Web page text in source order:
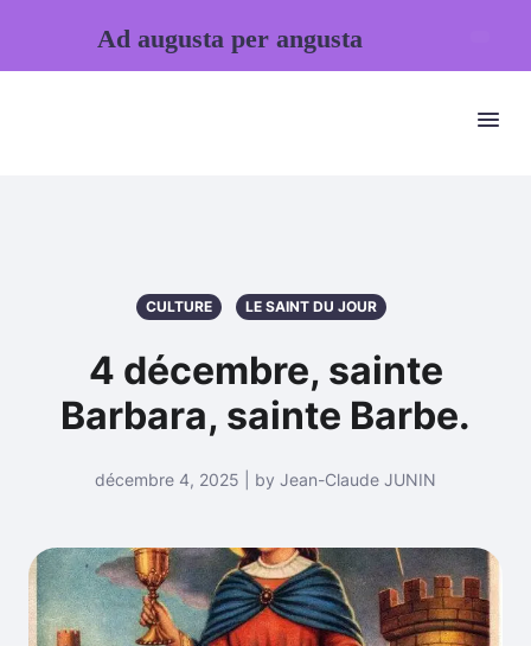
CULTURE LE SAINT DU JOUR
4 décembre, sainte
Barbara, sainte Barbe.
décembre 4, 2025 | by Jean-Claude JUNIN
Ad augusta per angusta